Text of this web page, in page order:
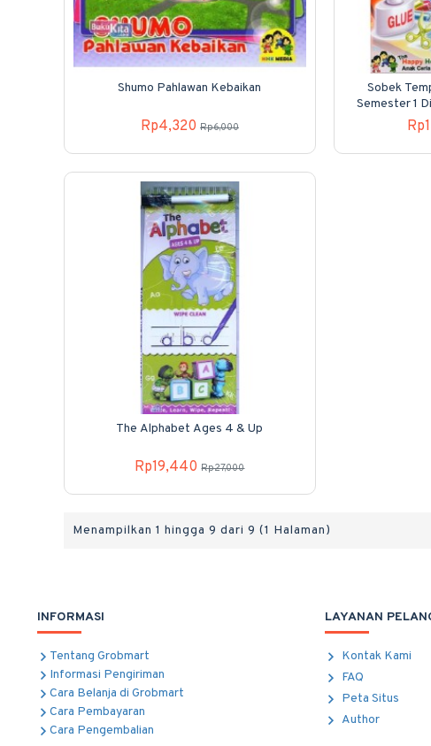
Shumo Pahlawan Kebaikan
Rp4,320 Rp6,000
Sobek
Semester 1
The Alphabet Ages 4 & Up
Rp19,440 Rp27,000
Menampilkan 1 hingga 9 dari 9 (1 Halaman)
INFORMASI
Tentang Grobmart
Informasi Pengiriman
Cara Belanja di Grobmart
Cara Pembayaran
Cara Pengembalian
LAYANAN
Kontak Kami
FAQ
Peta Situs
Author